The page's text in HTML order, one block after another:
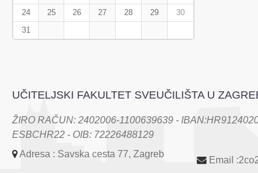
24
25 26 27 28 29
30
31
UČITELJSKI FAKULTET SVEUČILIŠTA U
ŽIRO RAČUN: 2402006-1100639639 -
ESBCHR22 - OIB: 72226488129
Adresa : Savska cesta 77, Zagreb
Email